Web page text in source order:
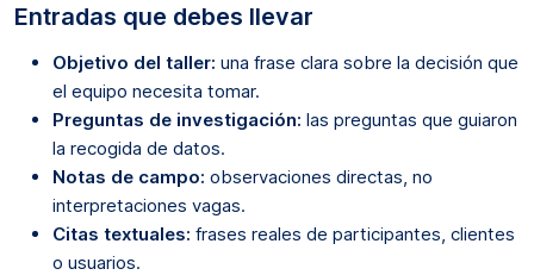
Entradas que debes llevar
Objetivo del taller: una frase clara sobre la decisión que
el equipo necesita tomar.
Preguntas de investigación: las preguntas que guiaron
la recogida de datos.
Notas de campo: observaciones directas, no
interpretaciones vagas.
Citas textuales: frases reales de participantes, clientes
o usuarios.